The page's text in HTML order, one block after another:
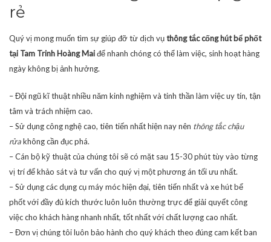
rẻ
Quý vị mong muốn tìm sự giúp đỡ từ dịch vụthông tắc cống hút bể phốt
tại Tam Trinh Hoàng Maiđể nhanh chóng có thể làm việc, sinh hoạt hàng
ngày không bị ảnh hưởng.
– Đội ngũ kĩ thuật nhiều năm kinh nghiệm và tinh thần làm việc uy tín, tận
tâm và trách nhiệm cao.
– Sử dụng công nghệ cao, tiên tiến nhất hiện nay nên thông tắc chậu
rửakhông cần đục phá.
– Cán bộ kỹ thuật của chúng tôi sẽ có mặt sau 15-30 phút tùy vào từng
vị trí để khảo sát và tư vấn cho quý vị một phương án tối ưu nhất.
– Sử dụng các dụng cụ máy móc hiện đại, tiên tiến nhất và xe hút bể
phốt với đầy đủ kích thước luôn luôn thường trực để giải quyết công
việc cho khách hàng nhanh nhất, tốt nhất với chất lượng cao nhất.
– Đơn vị chúng tôi luôn bảo hành cho quý khách theo đúng cam kết ban